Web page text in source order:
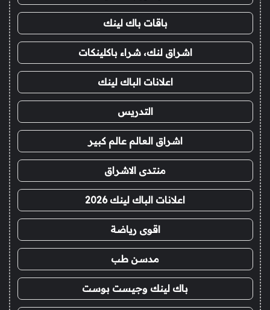
باقات باك لينك
اشراق لنك، شراء باكلينكات
اعلانات الباك لينك
التدريس
اشراق العالم عالم كبير
منتدى الاشراق
اعلانات الباك لينك 2026
اقوى رياضة
مدسن طب
باك لينك وجيست بوست